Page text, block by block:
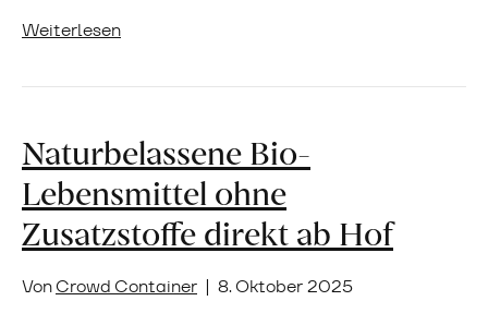
Weiterlesen
Naturbelassene Bio-
Lebensmittel ohne
Zusatzstoffe direkt ab Hof
VonCrowd Container | 8. Oktober 2025